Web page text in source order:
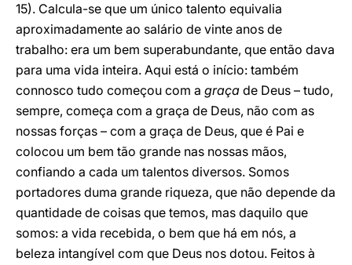
15). Calcula-se que um único talento equivalia
aproximadamente ao salário de vinte anos de
trabalho: era um bem superabundante, que então dava
para uma vida inteira. Aqui está o início: também
connosco tudo começou com a graça de Deus – tudo,
sempre, começa com a graça de Deus, não com as
nossas forças – com a graça de Deus, que é Pai e
colocou um bem tão grande nas nossas mãos,
confiando a cada um talentos diversos. Somos
portadores duma grande riqueza, que não depende da
quantidade de coisas que temos, mas daquilo que
somos: a vida recebida, o bem que há em nós, a
beleza intangível com que Deus nos dotou. Feitos à